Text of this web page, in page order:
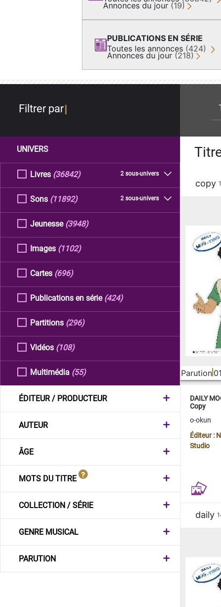
Annonces du jour (19)
PUBLICATIONS EN SÉRIE
Toutes les annonces (424)
Annonces du jour (218)
Filtrer par
UNIVERS
Livres 2 sous-univers
(36842)
Sons 2 sous-univers
(11892)
Jeunesse (3948)
Images (1102)
Cartes (696)
Publications en série (424)
Partitions (296)
Vidéos (108)
Multimédia (55)
ÉDITEUR / PRODUCTEUR
AUTEUR
ÂGE
MOTS DU TITRE
COLLECTION / SÉRIE
GENRE MUSICAL
PARUTION
copy
Parution
DAILY
Copy
o-okun
Éditeur :
Studio
daily